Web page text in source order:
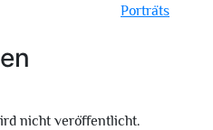
Porträts
nicht veröffentlicht.